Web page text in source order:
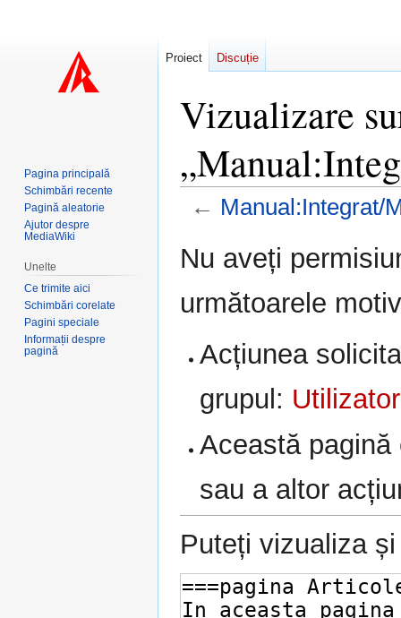
Vizualizare
← Manual:Integrat/
lalaNu aveți
următoarele
Acțiunea
grupul:
Această
sau a altor
Puteți vizualiza
Proiect Discuție
Pagina principală
Schimbări recente
Pagină aleatorie
Ajutor despre
MediaWiki
Unelte
Ce trimite aici
Schimbări corelate
Pagini speciale
Informații despre
pagină